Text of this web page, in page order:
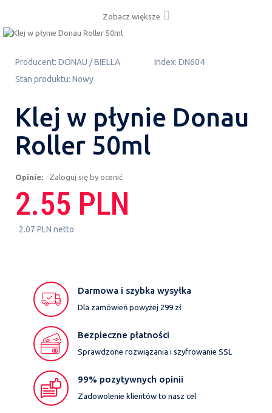
Zobacz większe
Producent: DONAU / BIELLA Index: DN604
Stan produktu: Nowy
Klej w płynie Donau
Roller 50ml
Opinie: Zaloguj się by ocenić
2.55 PLN
2.07 PLN netto
Darmowa i szybka wysyłka
Dla zamówień powyżej 299 zł
Bezpieczne płatności
Sprawdzone rozwiązania i szyfrowanie SSL
99% pozytywnych opinii
Zadowolenie klientów to nasz cel